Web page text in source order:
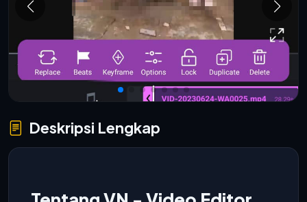
Deskripsi Lengkap